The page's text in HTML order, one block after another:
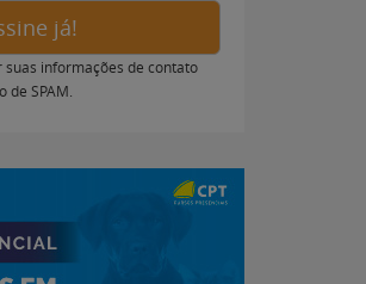
já!
informações de contato
de SPAM.